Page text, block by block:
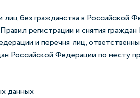
без гражданства в Российской
регистрации и снятия
и перечня лиц,
Российской Федерации по месту
данных